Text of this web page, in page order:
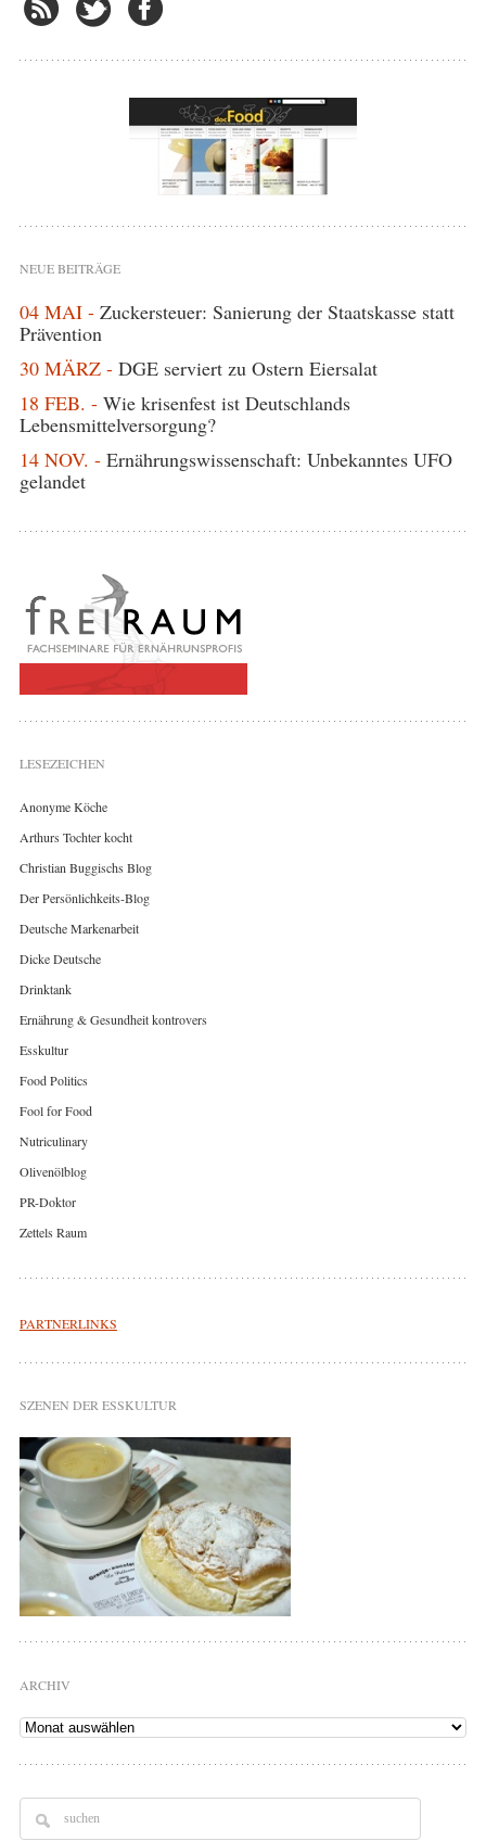
NEUE BEITRÄGE
04 MAI - Zuckersteuer: Sanierung der Staatskasse statt
Prävention
30 MÄRZ - DGE serviert zu Ostern Eiersalat
18 FEB. - Wie krisenfest ist Deutschlands
Lebensmittelversorgung?
14 NOV. - Ernährungswissenschaft: Unbekanntes UFO
gelandet
LESEZEICHEN
Anonyme Köche
Arthurs Tochter kocht
Christian Buggischs Blog
Der Persönlichkeits-Blog
Deutsche Markenarbeit
Dicke Deutsche
Drinktank
Ernährung & Gesundheit kontrovers
Esskultur
Food Politics
Fool for Food
Nutriculinary
Olivenölblog
PR-Doktor
Zettels Raum
PARTNERLINKS
SZENEN DER ESSKULTUR
ARCHIV
Archiv